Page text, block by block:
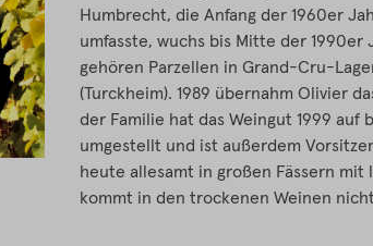
Humbrecht, die Anfang der 1960er
umfasste, wuchs bis Mitte der 1990er
gehören Parzellen in Grand-Cru-
(Turckheim). 1989 übernahm Olivier
der Familie hat das Weingut 1999 auf
umgestellt und ist außerdem
heute allesamt in großen Fässern
kommt in den trockenen Weinen